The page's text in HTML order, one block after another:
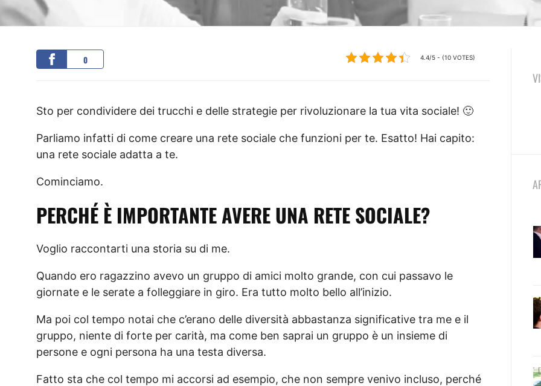
0 4.4/5 - (10 VOTES)
Sto per condividere dei trucchi e delle strategie per rivoluzionare la tua vita sociale! 🙂
Parliamo infatti di come creare una rete sociale che funzioni per te. Esatto! Hai capito:
una rete sociale adatta a te.
Cominciamo.
PERCHÉ È IMPORTANTE AVERE UNA RETE SOCIALE?
Voglio raccontarti una storia su di me.
Quando ero ragazzino avevo un gruppo di amici molto grande, con cui passavo le
giornate e le serate a folleggiare in giro. Era tutto molto bello all’inizio.
Ma poi col tempo notai che c’erano delle diversità abbastanza significative tra me e il
gruppo, niente di forte per carità, ma come ben saprai un gruppo è un insieme di
persone e ogni persona ha una testa diversa.
Fatto sta che col tempo mi accorsi ad esempio, che non sempre venivo incluso, perché